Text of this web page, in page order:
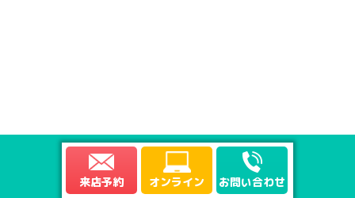
来店予約 オンライン お問い合わせ